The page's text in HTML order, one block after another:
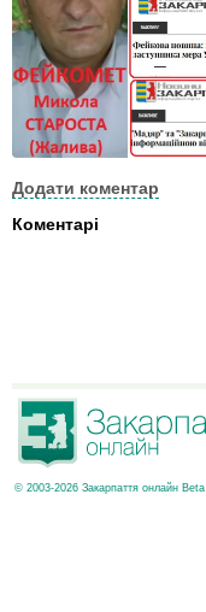
Додати коментар
Коментарі
© 2003-2026 Закарпаття онлайн Beta